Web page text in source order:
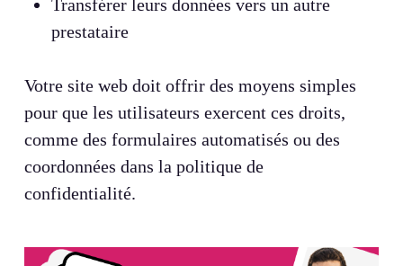
Transférer leurs données vers un autre
prestataire
Votre site web doit offrir des moyens simples
pour que les utilisateurs exercent ces droits,
comme des formulaires automatisés ou des
coordonnées dans la politique de
confidentialité.